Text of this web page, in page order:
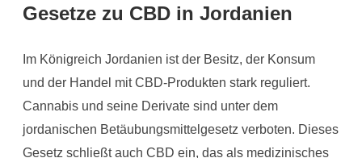
Gesetze zu CBD in Jordanien
Im Königreich Jordanien ist der Besitz, der Konsum
und der Handel mit CBD-Produkten stark reguliert.
Cannabis und seine Derivate sind unter dem
jordanischen Betäubungsmittelgesetz verboten. Dieses
Gesetz schließt auch CBD ein, das als medizinisches